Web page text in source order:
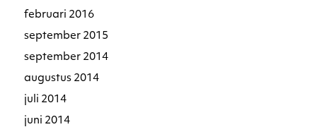
februari 2016
september 2015
september 2014
augustus 2014
juli 2014
juni 2014